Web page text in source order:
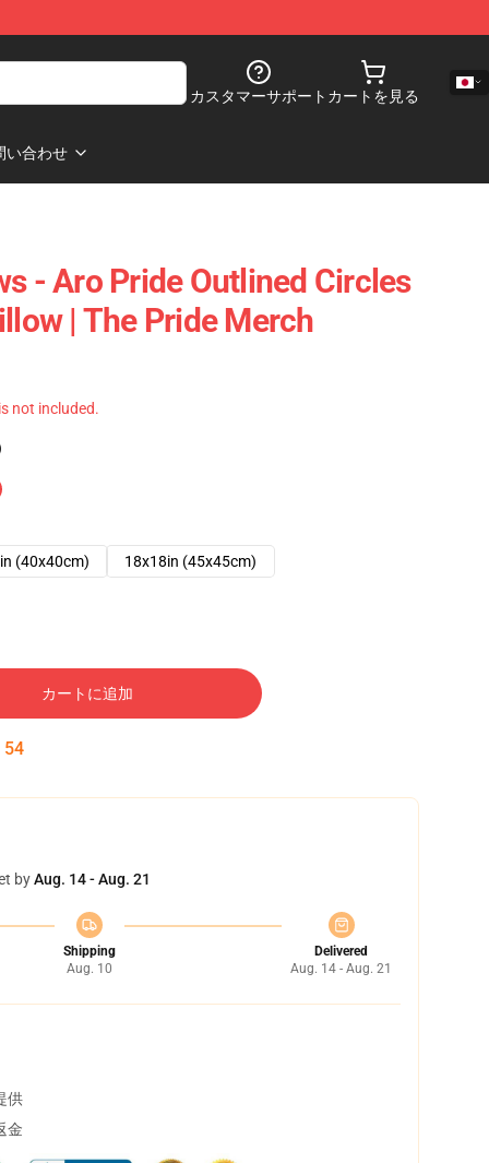
カスタマーサポート カートを見る
い合わせ
- Aro Pride Outlined Circles
| The Pride Merch
not included.
(40x40cm)
18x18in (45x45cm)
カートに追加
53
byAug. 14 - Aug. 21
Shipping
Aug. 10
Delivered
Aug. 14 - Aug. 21
供
金